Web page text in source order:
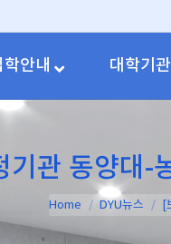
학안내 대학기
관 동양대-
You are here:
Home DYU뉴스 [